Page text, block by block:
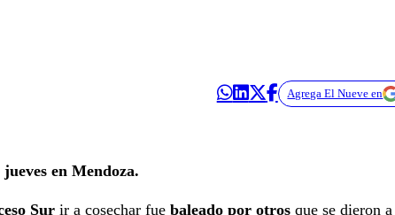
Agrega El Nueve en
en Mendoza.
Sur ir a cosechar fue baleado por otros que se dieron